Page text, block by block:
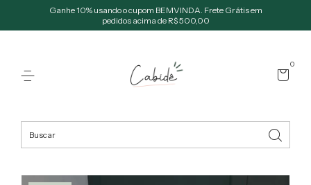
Ganhe 10% usando o cupom BEMVINDA. Frete Grátis em
pedidos acima de R$ 500,00
0